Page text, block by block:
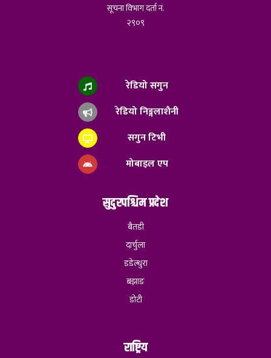
सूचना विभाग दर्ता नं.
२९०९
रेडियो सगुन
रेडियो निङ्गलाशैनी
सगुन टिभी
मोबाइल एप
सुदुरपश्चिम प्रदेश
बैतडी
दार्चुला
डडेल्धुरा
बझाङ
डोटी
राष्ट्रिय